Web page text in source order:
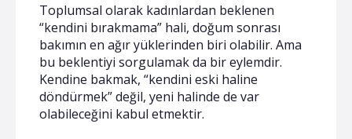
Toplumsal olarak kadınlardan beklenen
“kendini bırakmama” hali, doğum sonrası
bakımın en ağır yüklerinden biri olabilir. Ama
bu beklentiyi sorgulamak da bir eylemdir.
Kendine bakmak, “kendini eski haline
döndürmek” değil, yeni halinde de var
olabileceğini kabul etmektir.